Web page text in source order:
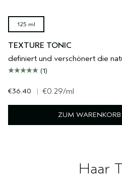
125 ml
TEXTURE TONIC
definiert und verschönert die
(1)
€36.40 | €0.29/ml
ZUM
Haar